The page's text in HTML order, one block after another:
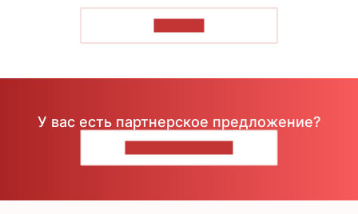
У вас есть партнерское предложение?